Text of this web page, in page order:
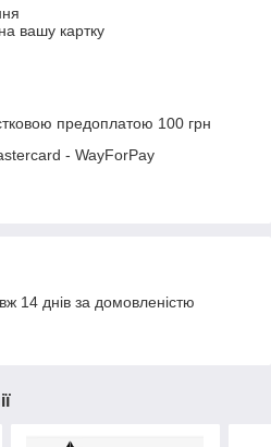
вашу картку
предоплатою 100 грн
- WayForPay
14 днів за домовленістю